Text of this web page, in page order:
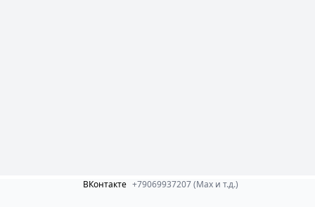
ВКонтакте +79069937207 (Max и т.д.)